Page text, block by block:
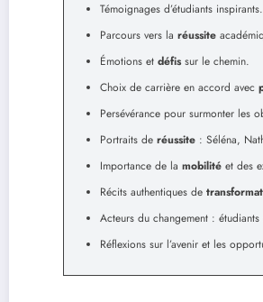
Témoignages d’étudiants inspirants.
Parcours vers la réussite
Émotions et défissur le chemin.
Choix de carrière en accord avec
Persévérance pour surmonter les
Portraits de réussite : Séléna,
Importance de la mobilité et des
Récits authentiques de
Acteurs du changement : étudiants
Réflexions sur l’avenir et les